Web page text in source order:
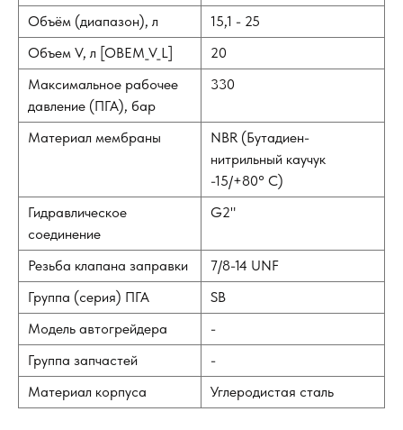
Объём (диапазон), л
15,1 - 25
Объем V, л [OBEM_V_L]
20
Максимальное рабочее
давление (ПГА), бар
330
Материал мембраны
NBR (Бутадиен-
нитрильный каучук
-15/+80° С)
Гидравлическое
соединение
G2"
Резьба клапана заправки
7/8-14 UNF
Группа (серия) ПГА
SB
Модель автогрейдера
-
Группа запчастей
-
Материал корпуса
Углеродистая сталь